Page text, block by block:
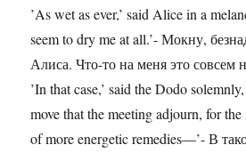
’As wet as ever,’ said Alice in a
seem to dry me at all.’- Мокну,
Алиса. Что-то на меня это совсем
’In that case,’ said the Dodo
move that the meeting adjourn, for
of more energetic remedies—’- В